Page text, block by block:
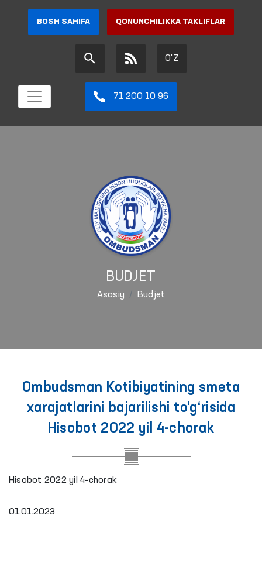
BOSH SAHIFA QONUNCHILIKKA TAKLIFLAR
O'Z
71 200 10 96
BUDJET
Asosiy Budjet
Ombudsman Kotibiyatining smeta
xarajatlarini bajarilishi to‘g‘risida
Hisobot 2022 yil 4-chorak
Hisobot 2022 yil 4-chorak
01.01.2023